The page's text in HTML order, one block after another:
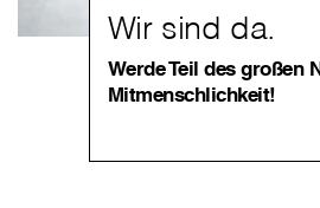
Wir sind da.
Werde Teil des großen
Mitmenschlichkeit!